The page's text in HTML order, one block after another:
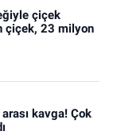
çiçek
çiçek, 23 milyon
kavga! Çok